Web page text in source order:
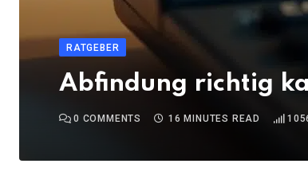
RATGEBER
Abfindung richtig
0 COMMENTS 16 MINUTES READ